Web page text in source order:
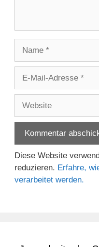
Adresse
Diese Website
reduzieren. Erfahre,
verarbeitet werden.